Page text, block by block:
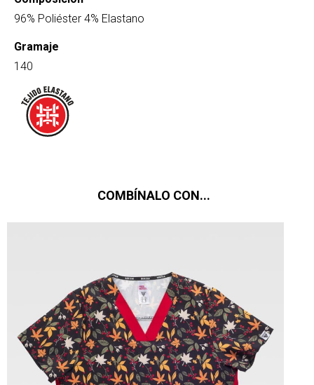
96% Poliéster 4% Elastano
Gramaje
140
COMBÍNALO CON...